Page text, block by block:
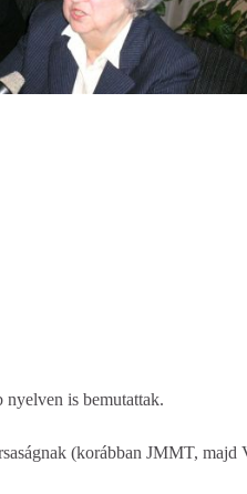
nyelven is bemutattak.
(korábban JMMT,